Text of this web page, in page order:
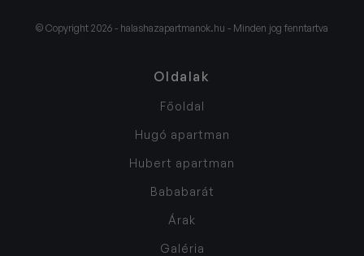
© Copyright 2026 - halashazapartmanok.hu - Minden jog fenntartva
Oldalak
Főoldal
Hugó apartman
Hubert apartman
Bababarát
Árak
Galéria